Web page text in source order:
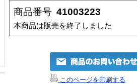
商品番号 41003223
本商品は販売を終了しました
このページを印刷する